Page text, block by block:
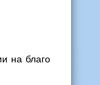
на благо